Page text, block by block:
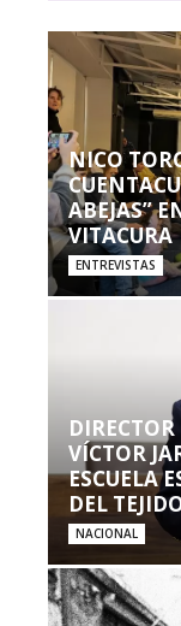
NICO
ABEJAS”
VITACURA
ENTREVISTAS
VÍCTOR
ESCUELA
DEL
NACIONAL